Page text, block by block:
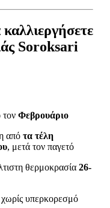
Soroksari
τον Φεβρουάριο
από τα τέλη
, μετά τον παγετό
θερμοκρασία 26-
υπερκορεσμό